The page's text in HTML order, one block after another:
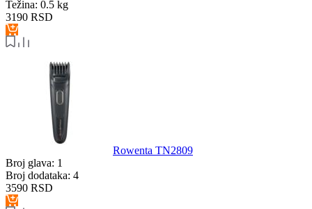
Težina: 0.5 kg
3190 RSD
Rowenta TN2809
Broj glava: 1
Broj dodataka: 4
3590 RSD